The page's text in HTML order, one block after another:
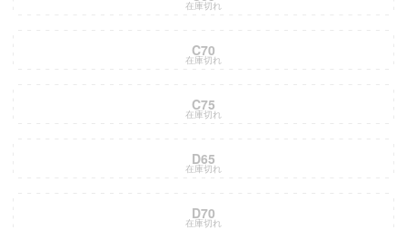
在庫切れ
C70
在庫切れ
C75
在庫切れ
D65
在庫切れ
D70
在庫切れ